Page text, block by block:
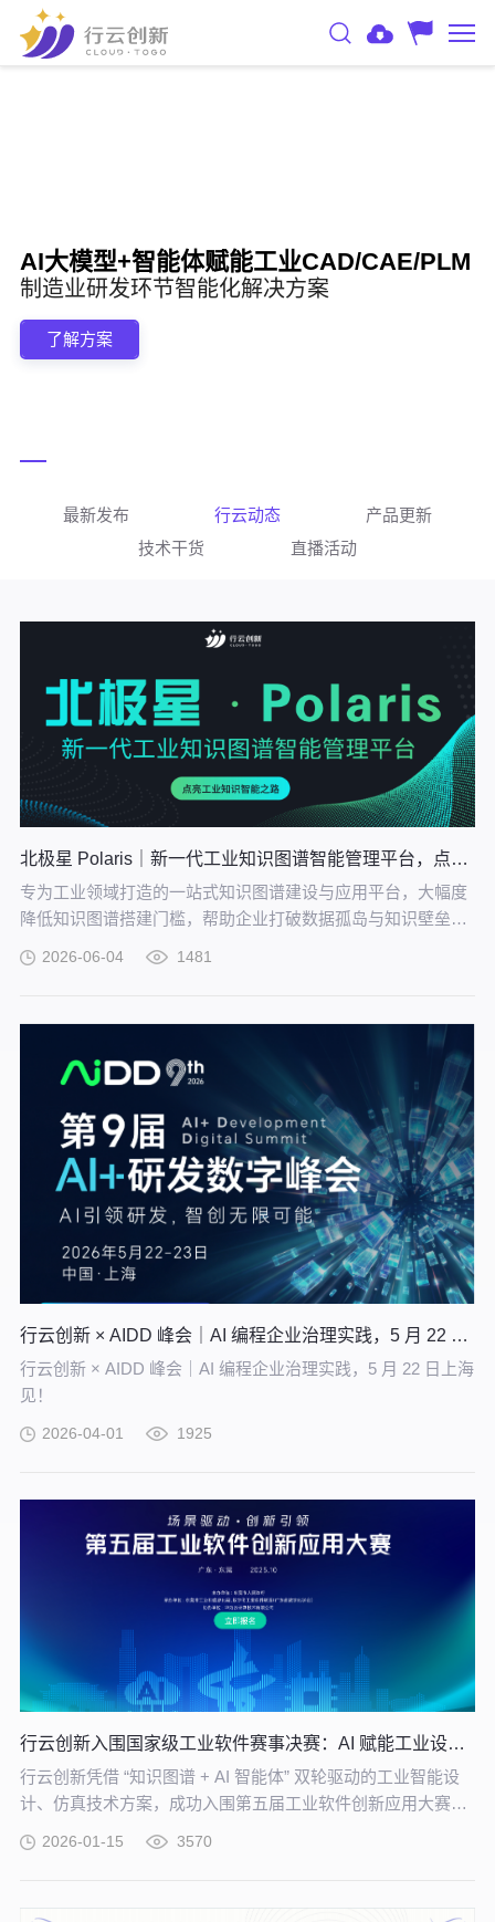
AI大模型+智能体赋能工业CAD/CAE/PLM
制造业研发环节智能化解决方案
了解方案
最新发布 行云动态
产品更新
技术干货
直播活动
北极星 Polaris｜新一代工业知识图谱智能管理平台，点亮工业知识智能之路
专为工业领域打造的一站式知识图谱建设与应用平台，大幅度
降低知识图谱搭建门槛，帮助企业打破数据孤岛与知识壁垒，
的图谱构建与智能推理能力，打造企业级智能决策新引擎，赋
2026-06-04 1481
行云创新 × AIDD 峰会｜AI 编程企业治理实践，5 月 22 日上海见！
行云创新 × AIDD 峰会｜AI 编程企业治理实践，5 月 22 日上海
见！
2026-04-01 1925
行云创新入围国家级工业软件赛事决赛：AI 赋能工业设计仿真再进阶
行云创新凭借 “知识图谱 + AI 智能体” 双轮驱动的工业智能设
计、仿真技术方案，成功入围第五届工业软件创新应用大赛决
2026-01-15 3570